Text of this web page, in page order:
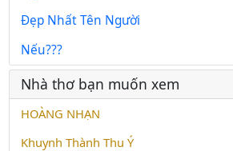
Đẹp Nhất Tên Người
Nếu???
Nhà thơ bạn muốn xem
HOÀNG NHẠN
Khuynh Thành Thu Ý